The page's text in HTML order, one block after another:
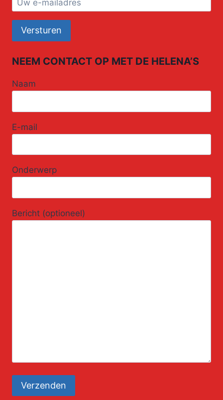
NEEM CONTACT OP MET DE HELENA’S
Naam
E-mail
Onderwerp
Bericht (optioneel)